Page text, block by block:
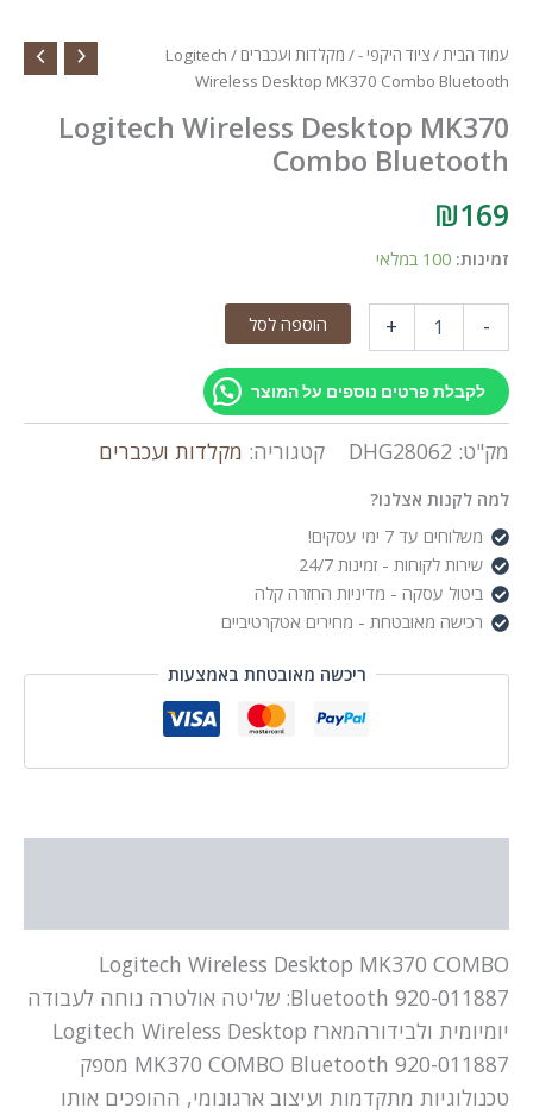
עמוד הבית/ציוד היקפי -/ מקלדות ועכברים
/ Logitech
Wireless Desktop MK370 Combo Bluetooth
Logitech Wireless Desktop MK370
Combo Bluetooth
₪169
זמינות: 100 במלאי
-
Wireless
Desktop
Combo
+ הוספה לסל
לקבלת פרטים נוספים על המוצר
מק"ט: DHG28062 קטגוריה: מקלדות ועכברים
למה לקנות אצלנו?
משלוחים עד 7 ימי עסקים!
שירות לקוחות - זמינות 24/7
ביטול עסקה - מדיניות החזרה קלה
רכישה מאובטחת - מחירים אטקרטיביים
ריכשה מאובטחת באמצעות
Logitech Wireless Desktop MK370 COMBO
Bluetooth 920-011887: שליטה אולטרה נוחה לעבודה
יומיומית ולבידורהמארז Logitech Wireless Desktop
MK370 COMBO Bluetooth 920-011887 מספק
טכנולוגיות מתקדמות ועיצוב ארגונומי, ההופכים אותו